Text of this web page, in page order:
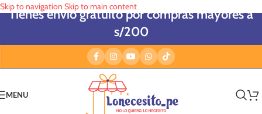
Skip to navigation Skip to main content
Tienes envío gratuito por compras mayores a
s/200
MENU